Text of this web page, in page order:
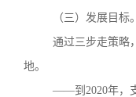
（三）发展目标。
通过三步走策略
地。
——到2020年，